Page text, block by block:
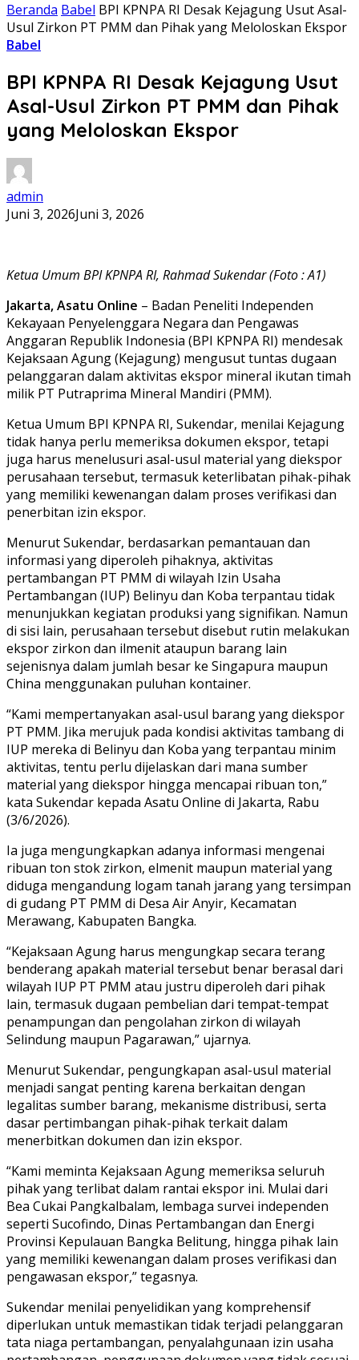
Beranda Babel BPI KPNPA RI Desak Kejagung Usut Asal-
Usul Zirkon PT PMM dan Pihak yang Meloloskan Ekspor
Babel
BPI KPNPA RI Desak Kejagung Usut
Asal-Usul Zirkon PT PMM dan Pihak
yang Meloloskan Ekspor
admin
Juni 3, 2026Juni 3, 2026
Ketua Umum BPI KPNPA RI, Rahmad Sukendar (Foto : A1)
Jakarta, Asatu Online – Badan Peneliti Independen
Kekayaan Penyelenggara Negara dan Pengawas
Anggaran Republik Indonesia (BPI KPNPA RI) mendesak
Kejaksaan Agung (Kejagung) mengusut tuntas dugaan
pelanggaran dalam aktivitas ekspor mineral ikutan timah
milik PT Putraprima Mineral Mandiri (PMM).
Ketua Umum BPI KPNPA RI, Sukendar, menilai Kejagung
tidak hanya perlu memeriksa dokumen ekspor, tetapi
juga harus menelusuri asal-usul material yang diekspor
perusahaan tersebut, termasuk keterlibatan pihak-pihak
yang memiliki kewenangan dalam proses verifikasi dan
penerbitan izin ekspor.
Menurut Sukendar, berdasarkan pemantauan dan
informasi yang diperoleh pihaknya, aktivitas
pertambangan PT PMM di wilayah Izin Usaha
Pertambangan (IUP) Belinyu dan Koba terpantau tidak
menunjukkan kegiatan produksi yang signifikan. Namun
di sisi lain, perusahaan tersebut disebut rutin melakukan
ekspor zirkon dan ilmenit ataupun barang lain
sejenisnya dalam jumlah besar ke Singapura maupun
China menggunakan puluhan kontainer.
“Kami mempertanyakan asal-usul barang yang diekspor
PT PMM. Jika merujuk pada kondisi aktivitas tambang di
IUP mereka di Belinyu dan Koba yang terpantau minim
aktivitas, tentu perlu dijelaskan dari mana sumber
material yang diekspor hingga mencapai ribuan ton,”
kata Sukendar kepada Asatu Online di Jakarta, Rabu
(3/6/2026).
Ia juga mengungkapkan adanya informasi mengenai
ribuan ton stok zirkon, elmenit maupun material yang
diduga mengandung logam tanah jarang yang tersimpan
di gudang PT PMM di Desa Air Anyir, Kecamatan
Merawang, Kabupaten Bangka.
“Kejaksaan Agung harus mengungkap secara terang
benderang apakah material tersebut benar berasal dari
wilayah IUP PT PMM atau justru diperoleh dari pihak
lain, termasuk dugaan pembelian dari tempat-tempat
penampungan dan pengolahan zirkon di wilayah
Selindung maupun Pagarawan,” ujarnya.
Menurut Sukendar, pengungkapan asal-usul material
menjadi sangat penting karena berkaitan dengan
legalitas sumber barang, mekanisme distribusi, serta
dasar pertimbangan pihak-pihak terkait dalam
menerbitkan dokumen dan izin ekspor.
“Kami meminta Kejaksaan Agung memeriksa seluruh
pihak yang terlibat dalam rantai ekspor ini. Mulai dari
Bea Cukai Pangkalbalam, lembaga survei independen
seperti Sucofindo, Dinas Pertambangan dan Energi
Provinsi Kepulauan Bangka Belitung, hingga pihak lain
yang memiliki kewenangan dalam proses verifikasi dan
pengawasan ekspor,” tegasnya.
Sukendar menilai penyelidikan yang komprehensif
diperlukan untuk memastikan tidak terjadi pelanggaran
tata niaga pertambangan, penyalahgunaan izin usaha